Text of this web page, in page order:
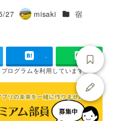
27
著
misaki 施設ジャンル
宿
-
ログラムを利用しています